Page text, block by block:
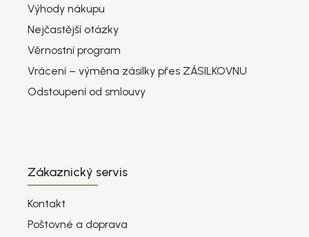
Výhody nákupu
Nejčastější otázky
Věrnostní program
Vrácení – výměna zásilky přes ZÁSILKOVNU
Odstoupení od smlouvy
Zákaznický servis
Kontakt
Poštovné a doprava